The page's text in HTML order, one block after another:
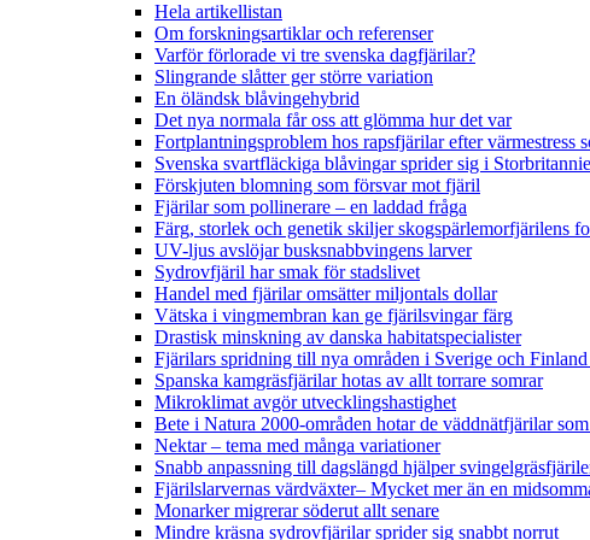
Hela artikellistan
Om forskningsartiklar och referenser
Varför förlorade vi tre svenska dagfjärilar?
Slingrande slåtter ger större variation
En öländsk blåvingehybrid
Det nya normala får oss att glömma hur det var
Fortplantningsproblem hos rapsfjärilar efter värmestress
Svenska svartfläckiga blåvingar sprider sig i
Förskjuten blomning som försvar mot fjäril
Fjärilar som pollinerare – en laddad fråga
Färg, storlek och genetik skiljer skogspärlemorfjärilens
UV-ljus avslöjar busksnabbvingens larver
Sydrovfjäril har smak för stadslivet
Handel med fjärilar omsätter miljontals dollar
Vätska i vingmembran kan ge fjärilsvingar färg
Drastisk minskning av danska habitatspecialister
Fjärilars spridning till nya områden i Sverige och
Spanska kamgräsfjärilar hotas av allt torrare somrar
Mikroklimat avgör utvecklingshastighet
Bete i Natura 2000-områden hotar de väddnätfjärilar
Nektar – tema med många variationer
Snabb anpassning till dagslängd hjälper
Fjärilslarvernas värdväxter– Mycket mer än en
Monarker migrerar söderut allt senare
Mindre kräsna sydrovfjärilar sprider sig snabbt norrut